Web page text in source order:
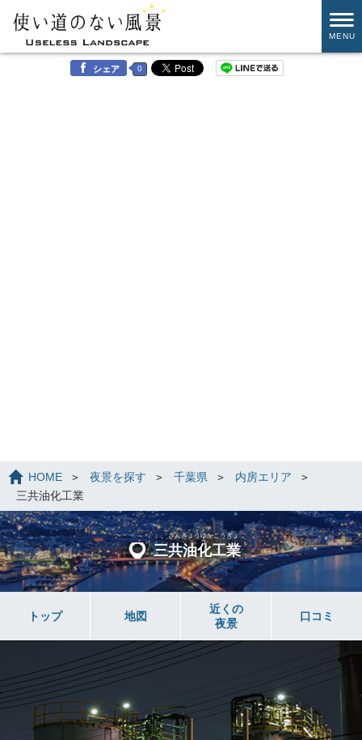
MENU
シェア 0
HOME 夜景を探す 千葉県
内房エリア
三共油化工業
三共油化工業
さんきょうゆかこうぎょ
う
トップ 地図
近くの
夜景
口コミ